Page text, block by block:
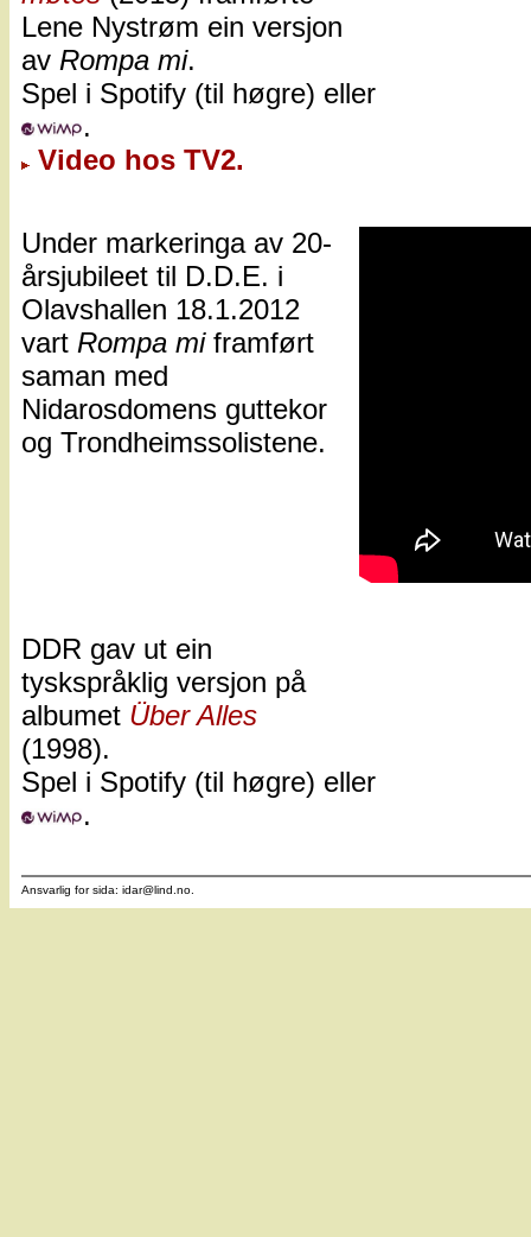
Lene Nystrøm ein versjon
av Rompa mi.
Spel i Spotify (til høgre) eller
.
Video hos TV2.
Under markeringa av 20-
årsjubileet til D.D.E. i
Olavshallen 18.1.2012
vart Rompa miframført
saman med
Nidarosdomens guttekor
og Trondheimssolistene.
DDR gav ut ein
tyskspråklig versjon på
albumet Über Alles
(1998).
Spel i Spotify (til høgre) eller
.
Ansvarlig for sida: idar@lind.no.